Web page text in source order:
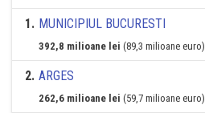
1. MUNICIPIUL BUCURESTI
392,8 milioane lei (89,3 milioane euro)
2. ARGES
262,6 milioane lei (59,7 milioane euro)